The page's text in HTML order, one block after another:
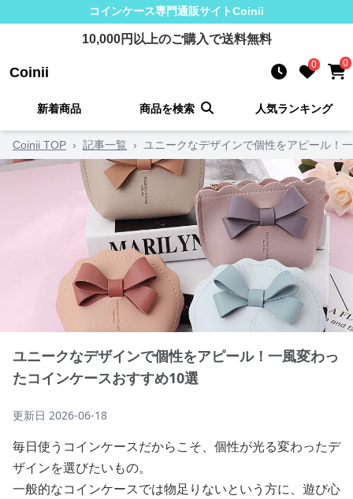
コインケース専門通販サイトCoinii
10,000円以上のご購入で送料無料
Coinii 0 0
新着商品 商品を検索 人気ランキング
Coinii TOP › 記事一覧 › ユニークなデザインで個性をアピール！
ユニークなデザインで個性をアピール！一風変わっ
たコインケースおすすめ10選
更新日 2026-06-18
毎日使うコインケースだからこそ、個性が光る変わったデ
ザインを選びたいもの。
一般的なコインケースでは物足りないという方に、遊び心